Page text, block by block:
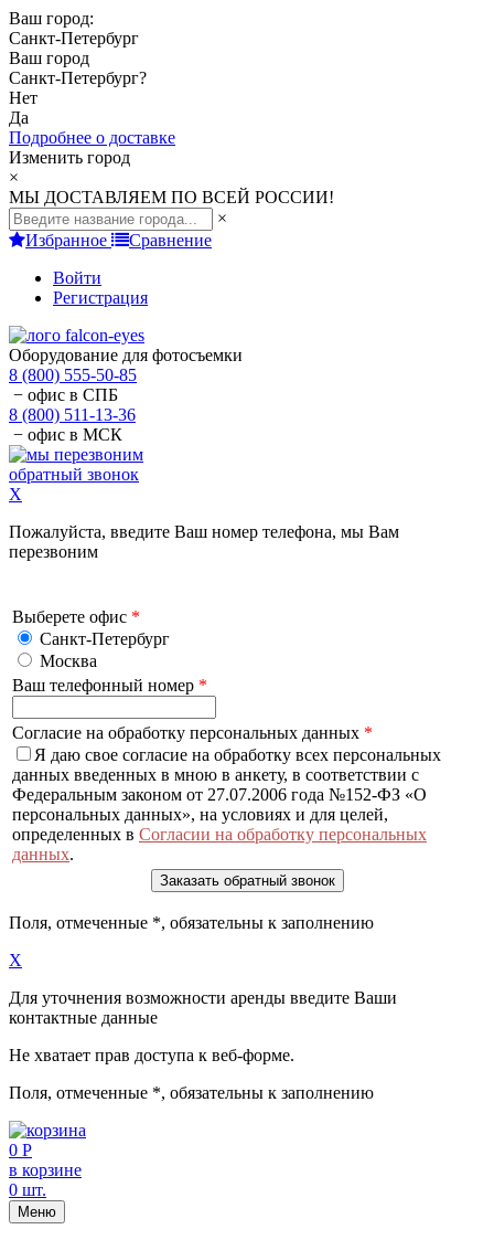
Ваш город:
Санкт-Петербург
Ваш город
Санкт-Петербург?
Нет
Да
Подробнее о доставке
Изменить город
×
МЫ ДОСТАВЛЯЕМ ПО ВСЕЙ РОССИИ!
×
Избранное
Сравнение
Войти
Регистрация
Оборудование для фотосъемки
8 (800) 555-50-85
− офис в СПБ
8 (800) 511-13-36
− офис в МСК
обратный звонок
X
Пожалуйста, введите Ваш номер телефона, мы Вам
перезвоним
Выберете офис *
Санкт-Петербург
Москва
Ваш телефонный номер *
Согласие на обработку персональных данных *
Я даю свое согласие на обработку всех персональных
данных введенных в мною в анкету, в соответствии с
Федеральным законом от 27.07.2006 года №152-ФЗ «О
персональных данных», на условиях и для целей,
определенных в Согласии на обработку персональных
данных.
Поля, отмеченные *, обязательны к заполнению
X
Для уточнения возможности аренды введите Ваши
контактные данные
Не хватает прав доступа к веб-форме.
Поля, отмеченные *, обязательны к заполнению
0 Р
в корзине
0 шт.
Меню